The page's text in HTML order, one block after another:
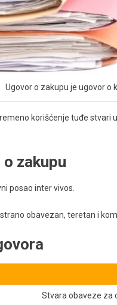
Ugovor o zakupu je ugovor o
korišćenje tuđe
zakupu
posao inter vivos.
obavezan, teretan i
Stvara obaveze za